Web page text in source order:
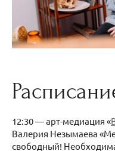
12:30 — арт-медиация «
Валерия Незымаева
свободный!